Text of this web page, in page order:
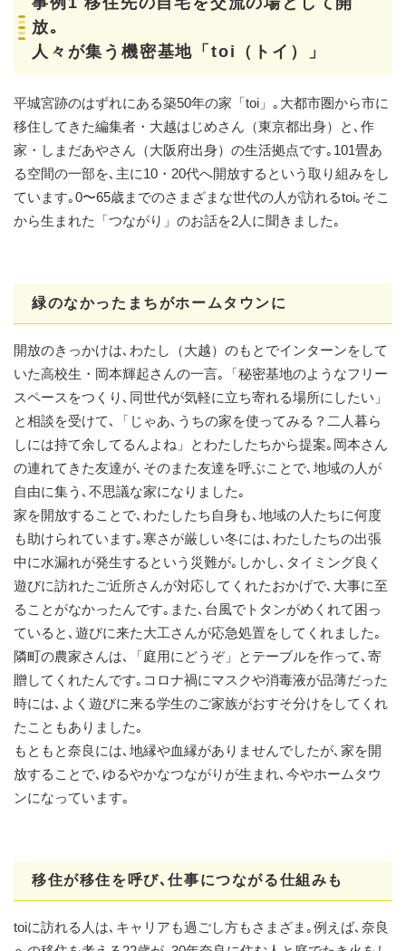
放｡
人々が集う機密基地「toi（トイ）」
平城宮跡のはずれにある築50年の家「toi」｡大都市圏から市に
移住してきた編集者・大越はじめさん（東京都出身）と､作
家・しまだあやさん（大阪府出身）の生活拠点です｡101畳あ
る空間の一部を､主に10・20代へ開放するという取り組みをし
ています｡0〜65歳までのさまざまな世代の人が訪れるtoi｡そこ
から生まれた「つながり」のお話を2人に聞きました｡
緑のなかったまちがホームタウンに
開放のきっかけは､わたし（大越）のもとでインターンをして
いた高校生・岡本輝起さんの一言｡「秘密基地のようなフリー
スペースをつくり､同世代が気軽に立ち寄れる場所にしたい」
と相談を受けて､「じゃあ､うちの家を使ってみる？二人暮ら
しには持て余してるんよね」とわたしたちから提案｡岡本さん
の連れてきた友達が､そのまた友達を呼ぶことで､地域の人が
自由に集う､不思議な家になりました｡
家を開放することで､わたしたち自身も､地域の人たちに何度
も助けられています｡寒さが厳しい冬には､わたしたちの出張
中に水漏れが発生するという災難が｡しかし､タイミング良く
遊びに訪れたご近所さんが対応してくれたおかげで､大事に至
ることがなかったんです｡また､台風でトタンがめくれて困っ
ていると､遊びに来た大工さんが応急処置をしてくれました｡
隣町の農家さんは､「庭用にどうぞ」とテーブルを作って､寄
贈してくれたんです｡コロナ禍にマスクや消毒液が品薄だった
時には､よく遊びに来る学生のご家族がおすそ分けをしてくれ
たこともありました｡
もともと奈良には､地縁や血縁がありませんでしたが､家を開
放することで､ゆるやかなつながりが生まれ､今やホームタウ
ンになっています｡
移住が移住を呼び､仕事につながる仕組みも
toiに訪れる人は､キャリアも過ごし方もさまざま｡例えば､奈良